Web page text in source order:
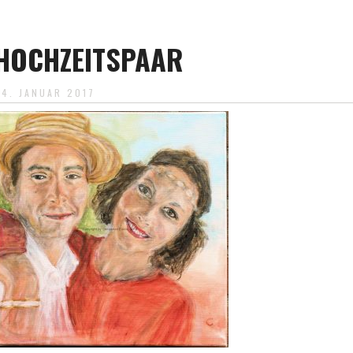
JANUAR 2017